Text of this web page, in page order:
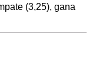
(3,25), gana